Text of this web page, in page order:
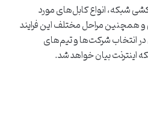
شبکه، انواع کابل‌های مورد
و همچنین مراحل مختلف این فرایند
انتخاب شرکت‌ها و تیم‌های
بیان خواهد شد.